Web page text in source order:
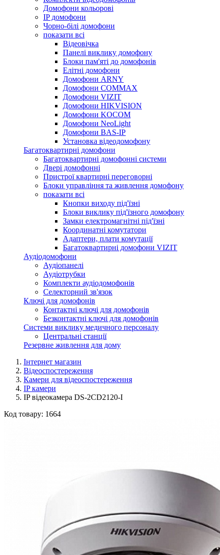
Домофони кольорові
IP домофони
Чорно-білі домофони
показати всі
Відеовічка
Панелі виклику домофону
Блоки пам'яті до домофонів
Елітні домофони
Домофони ARNY
Домофони COMMAX
Домофони VIZIT
Домофони HIKVISION
Домофони KOCOM
Домофони NeoLight
Домофони BAS-IP
Установка відеодомофону
Багатоквартирні домофони
Багатоквартирні домофонні системи
Двері домофонні
Пристрої квартирні переговорні
Блоки управління та живлення домофону
показати всі
Кнопки виходу під'їзні
Блоки виклику під'їзного домофону
Замки електромагнітні під'їзні
Координатні комутатори
Адаптери, плати комутації
Багатоквартирні домофони VIZIT
Аудіодомофони
Аудіопанелі
Аудіотрубки
Комплекти аудіодомофонів
Селекторний зв'язок
Ключі для домофонів
Контактні ключі для домофонів
Безконтактні ключі для домофонів
Системи виклику медичного персоналу
Центральні станції
Резервне живлення для дому
Інтернет магазин
Відеоспостереження
Камери для відеоспостереження
IP камери
IP відеокамера DS-2CD2120-I
Код товару: 1664